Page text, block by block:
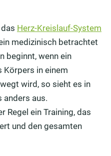
Herz-Kreislauf-System
medizinisch betrachtet
beginnt, wenn ein
Körpers in einem
wird, so sieht es in
anders aus.
Regel ein Training, das
und den gesamten